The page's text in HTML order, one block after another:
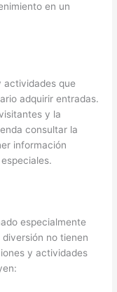
en un
actividades que
adquirir entradas.
y la
consultar la
información
especialmente
no tienen
y actividades